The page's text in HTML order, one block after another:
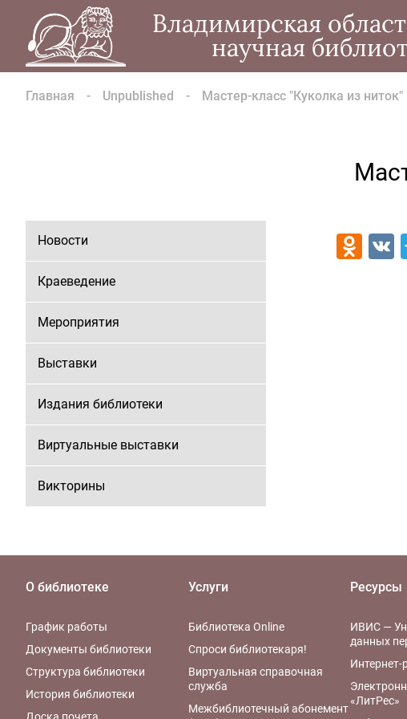
Владимирская
научная
Главная Unpublished Мастер-класс "Куколка из ниток"
Новости
Краеведение
Мероприятия
Выставки
Издания библиотеки
Виртуальные выставки
Викторины
О библиотеке
График работы
Документы библиотеки
Структура библиотеки
История библиотеки
Услуги
Библиотека Online
Спроси библиотекаря!
Виртуальная справочная
служба
Межбиблиотечный абонемент
Ресурсы
ИВИС —
данных
Интернет-
«ЛитРес»